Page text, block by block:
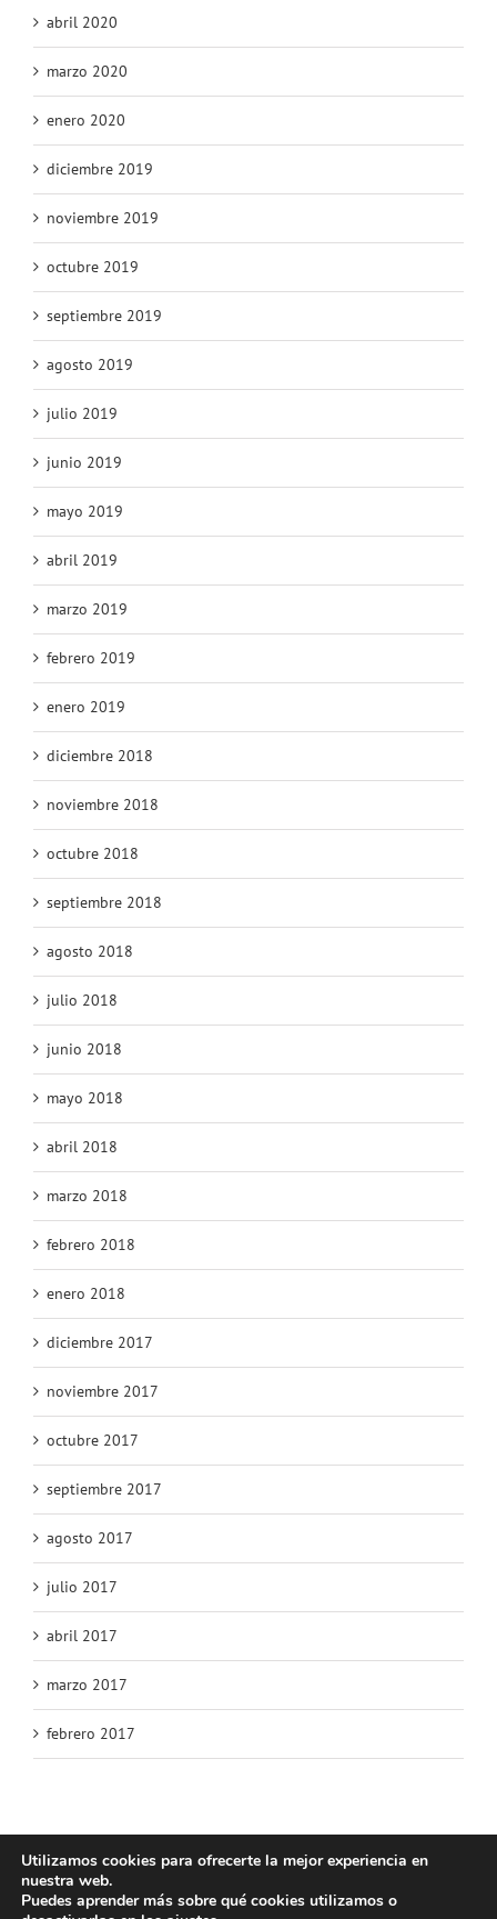
abril 2020
marzo 2020
enero 2020
diciembre 2019
noviembre 2019
octubre 2019
septiembre 2019
agosto 2019
julio 2019
junio 2019
mayo 2019
abril 2019
marzo 2019
febrero 2019
enero 2019
diciembre 2018
noviembre 2018
octubre 2018
septiembre 2018
agosto 2018
julio 2018
junio 2018
mayo 2018
abril 2018
marzo 2018
febrero 2018
enero 2018
diciembre 2017
noviembre 2017
octubre 2017
septiembre 2017
agosto 2017
julio 2017
abril 2017
marzo 2017
febrero 2017
© Copyright 2025 | Atlos Eventos Deportivos -
Privacidad·Política Cookies
Utilizamos cookies para ofrecerte la mejor experiencia en
nuestra web.
Puedes aprender más sobre qué cookies utilizamos o